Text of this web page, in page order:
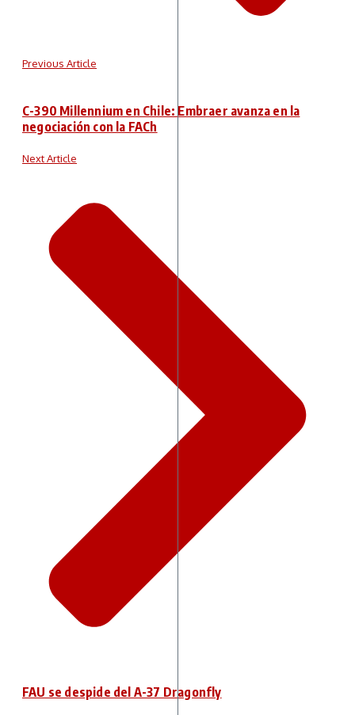
Previous Article
C-390 Millennium en Chile: Embraer avanza en la
negociación con la FACh
Next Article
FAU se despide del A-37 Dragonfly